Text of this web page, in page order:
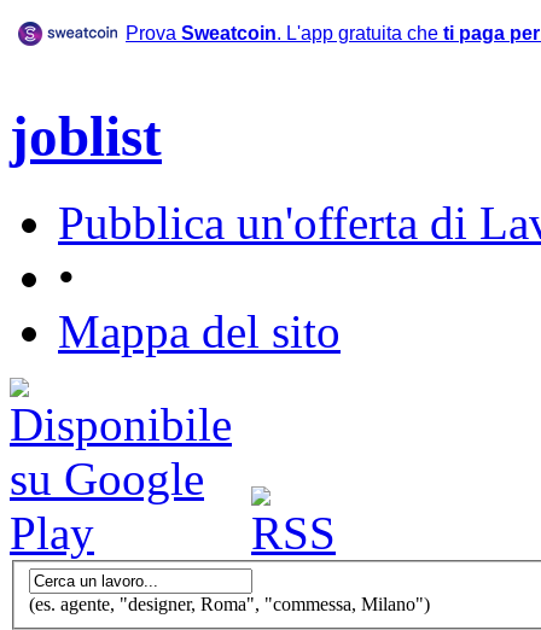
Prova Sweatcoin. L'app gratuita che ti paga
joblist
Pubblica un'offerta di
•
Mappa del sito
(es. agente, "designer, Roma", "commessa, Milano")